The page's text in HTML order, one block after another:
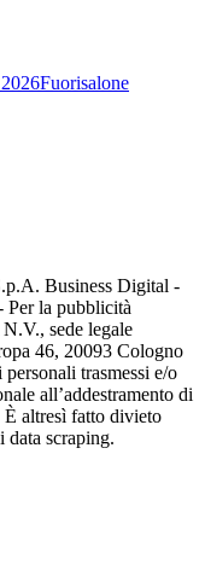
Fuorisalone
Business Digital -
Per la pubblicità
sede legale
46, 20093 Cologno
trasmessi e/o
all’addestramento di
altresì fatto divieto
data scraping.